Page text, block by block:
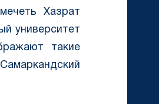
Хазрат
университет
такие